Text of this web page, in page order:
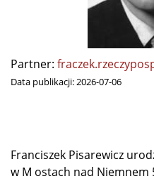
Partner:
Data publikacji:2026-07-06
Franciszek Pisarewicz
w M ostach nad Niemnem